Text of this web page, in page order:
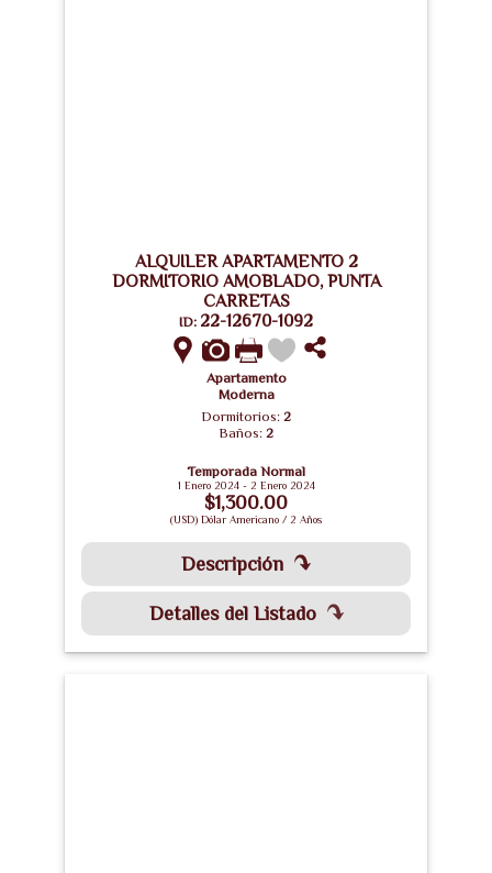
ALQUILER APARTAMENTO 2
DORMITORIO AMOBLADO, PUNTA
CARRETAS
ID: 22-12670-1092
Apartamento
Moderna
Dormitorios: 2
Baños: 2
Temporada Normal
1 Enero 2024 - 2 Enero 2024
$1,300.00
(USD) Dólar Americano / 2 Años
Descripción
Detalles del Listado